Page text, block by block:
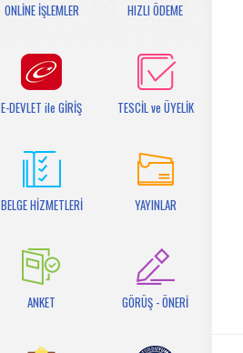
ONLİNE İŞLEMLER HIZLI ÖDEME
E-DEVLET ile GİRİŞ TESCİL ve ÜYELİK
BELGE HİZMETLERİ YAYINLAR
ANKET GÖRÜŞ - ÖNERİ